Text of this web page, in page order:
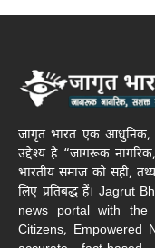
जागृत भारत एक आधुनिक,
उद्देश्य है “जागरूक
भारतीय समाज को सही,
लिए प्रतिबद्ध हैं। Jagrut
news portal with
Citizens, Empowered